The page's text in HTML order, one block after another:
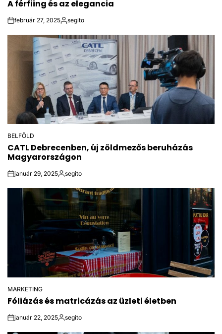
IN
A férfiing és az elegancia
onfebruár 27, 2025Posted
segito
POSTED
IN
BELFÖLD
CATL Debrecenben, új zöldmezős beruházás
Magyarországon
onjanuár 29, 2025Posted
segito
POSTED
IN
MARKETING
Fóliázás és matricázás az üzleti életben
onjanuár 22, 2025Posted
segito